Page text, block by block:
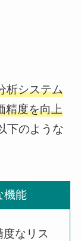
析システム
精度を向上
下のような
機能
なリス